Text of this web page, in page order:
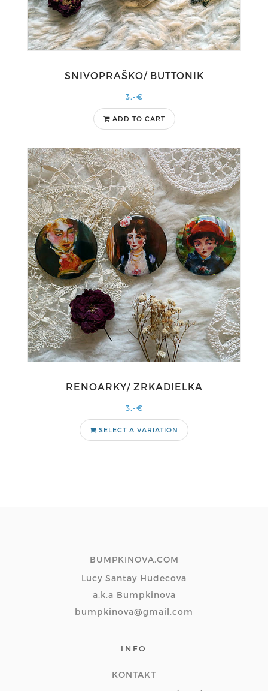
SNIVOPRAŠKO/ BUTTONIK
3,-€
ADD TO CART
RENOARKY/ ZRKADIELKA
3,-€
SELECT A VARIATION
BUMPKINOVA.COM
Lucy Santay Hudecova
a.k.a Bumpkinova
bumpkinova@gmail.com
INFO
KONTAKT